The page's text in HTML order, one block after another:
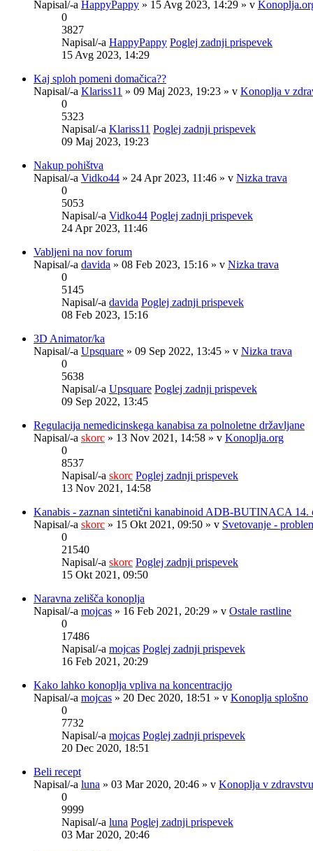
Napisal/-a HappyPappy » 15 Avg 2023, 14:29 » v
0
3827
Napisal/-a HappyPappy Poglej zadnji prispevek
15 Avg 2023, 14:29
Kaj sploh pomeni domačica??
Napisal/-a Klariss11 » 09 Maj 2023, 19:23 » v Konoplja v
0
5323
Napisal/-a Klariss11 Poglej zadnji prispevek
09 Maj 2023, 19:23
Nakup pohištva
Napisal/-a Vidko44 » 24 Apr 2023, 11:46 » v Nizka trava
0
5053
Napisal/-a Vidko44 Poglej zadnji prispevek
24 Apr 2023, 11:46
Vabljeni na nov forum
Napisal/-a davida » 08 Feb 2023, 15:16 » v Nizka trava
0
5145
Napisal/-a davida Poglej zadnji prispevek
08 Feb 2023, 15:16
3D Animator/ka
Napisal/-a Upsquare » 09 Sep 2022, 13:45 » v Nizka trava
0
5638
Napisal/-a Upsquare Poglej zadnji prispevek
09 Sep 2022, 13:45
Regulacija nemedicinskega kanabisa za polnoletne državljane
Napisal/-a skorc » 13 Nov 2021, 14:58 » v Konoplja.org
0
8537
Napisal/-a skorc Poglej zadnji prispevek
13 Nov 2021, 14:58
Kanabis - zaznan sintetični kanabinoid ADB-BUTINACA 14.
Napisal/-a skorc » 15 Okt 2021, 09:50 » v Svetovanje -
0
21540
Napisal/-a skorc Poglej zadnji prispevek
15 Okt 2021, 09:50
Naravna zelišča konoplja
Napisal/-a mojcas » 16 Feb 2021, 20:29 » v Ostale rastline
0
17486
Napisal/-a mojcas Poglej zadnji prispevek
16 Feb 2021, 20:29
Kako lahko konoplja vpliva na koncentracijo
Napisal/-a mojcas » 20 Dec 2020, 18:51 » v Konoplja splošno
0
7732
Napisal/-a mojcas Poglej zadnji prispevek
20 Dec 2020, 18:51
Beli recept
Napisal/-a luna » 03 Mar 2020, 20:46 » v Konoplja v zdravstvu
0
9999
Napisal/-a luna Poglej zadnji prispevek
03 Mar 2020, 20:46